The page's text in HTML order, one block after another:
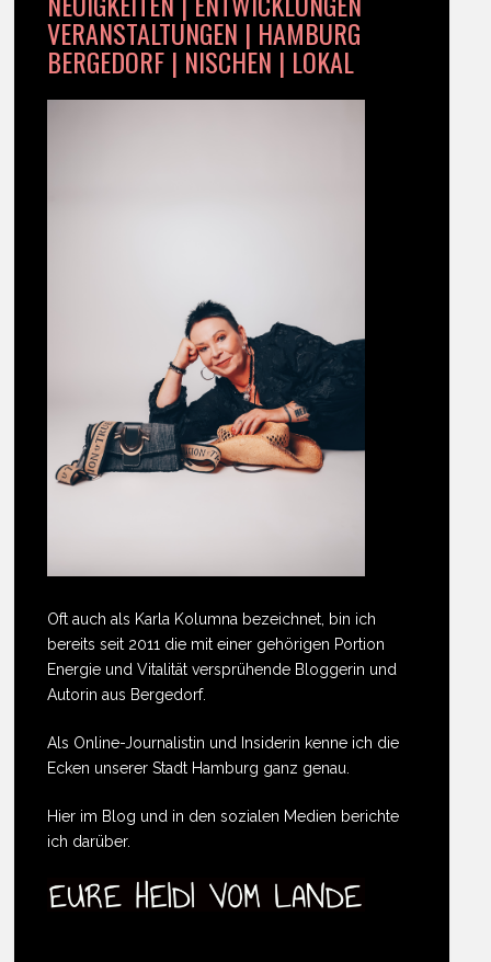
VERANSTALTUNGEN | HAMBURG
BERGEDORF | NISCHEN | LOKAL
Oft auch als Karla Kolumna bezeichnet, bin ich
bereits seit 2011 die mit einer gehörigen Portion
Energie und Vitalität versprühende Bloggerin und
Autorin aus Bergedorf.
Als Online-Journalistin und Insiderin kenne ich die
Ecken unserer Stadt Hamburg ganz genau.
Hier im Blog und in den sozialen Medien berichte
ich darüber.